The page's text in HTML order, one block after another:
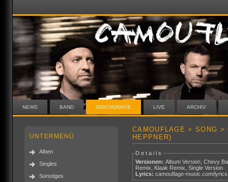
NEWS BAND DISKOGRAFIE LIVE ARCHIV
UNTERMENÜ
Alben
Singles
Sonstiges
CAMOUFLAGE > SONG
HEPPNER)
Details
Versionen: Album Version,Chevy
Remix, Klaak Remix,Single Version
Lyrics: camouflage-music.com/